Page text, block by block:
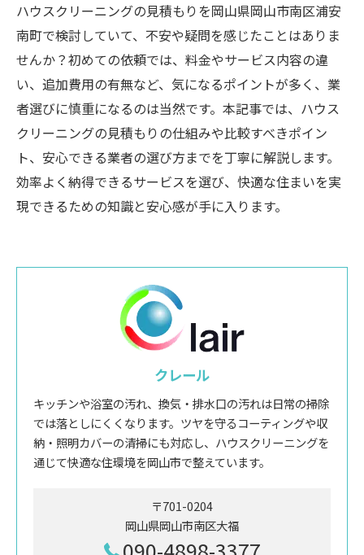
ハウスクリーニングの見積もりを岡山県岡山市南区浦安
南町で検討していて、不安や疑問を感じたことはありま
せんか？初めての依頼では、料金やサービス内容の違
い、追加費用の有無など、気になるポイントが多く、業
者選びに慎重になるのは当然です。本記事では、ハウス
クリーニングの見積もりの仕組みや比較すべきポイン
ト、安心できる業者の選び方までを丁寧に解説します。
効率よく納得できるサービスを選び、快適な住まいを実
現できるための知識と安心感が手に入ります。
クレール
キッチンや浴室の汚れ、換気・排水口の汚れは日常の掃除
では落としにくくなります。ツヤを守るコーティングや収
納・照明カバーの清掃にも対応し、ハウスクリーニングを
通じて快適な住環境を岡山市で整えています。
〒701-0204
岡山県岡山市南区大福